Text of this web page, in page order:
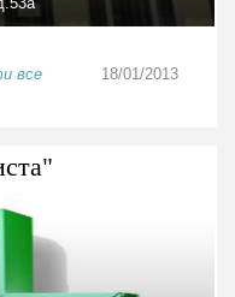
все
18/01/2013